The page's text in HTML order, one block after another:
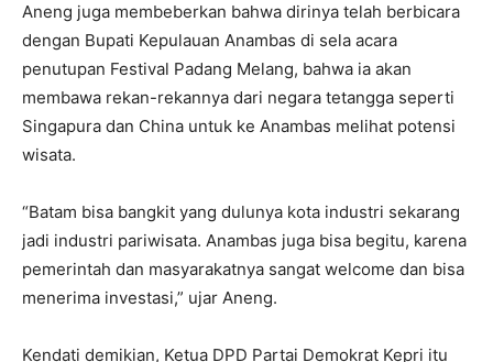
Aneng juga membeberkan bahwa dirinya telah berbicara
dengan Bupati Kepulauan Anambas di sela acara
penutupan Festival Padang Melang, bahwa ia akan
membawa rekan-rekannya dari negara tetangga seperti
Singapura dan China untuk ke Anambas melihat potensi
wisata.
“Batam bisa bangkit yang dulunya kota industri sekarang
jadi industri pariwisata. Anambas juga bisa begitu, karena
pemerintah dan masyarakatnya sangat welcome dan bisa
menerima investasi,” ujar Aneng.
Kendati demikian, Ketua DPD Partai Demokrat Kepri itu